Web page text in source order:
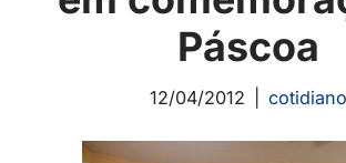
Páscoa
12/04/2012 cotidiano